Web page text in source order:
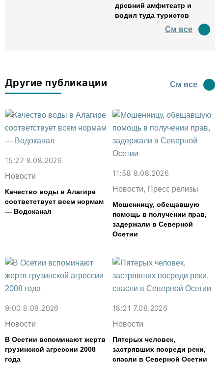
древний амфитеатр и
водил туда туристов
См все
Другие публикации См все
15:27 8.08.2026
Новости
Качество воды в Алагире
соответствует всем нормам
— Водоканал
11:58 8.08.2026
Новости, Пресс релизы
Мошенницу, обещавшую
помощь в получении прав,
задержали в Северной
Осетии
9:00 8.08.2026
Новости
В Осетии вспоминают жертв
грузинской агрессии 2008
года
18:21 7.08.2026
Новости
Пятерых человек,
застрявших посреди реки,
спасли в Северной Осетии